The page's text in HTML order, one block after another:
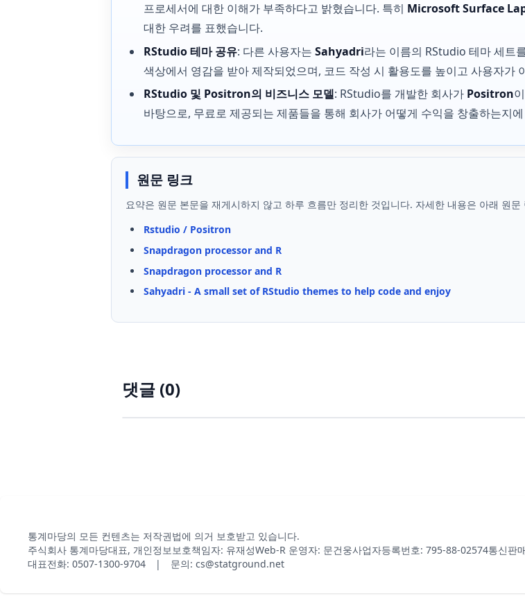
프로세서에 대한 이해가 부족하다고 밝혔습니다. 특히 Microsoft Surface
대한 우려를 표했습니다.
RStudio 테마 공유: 다른 사용자는 Sahyadri라는 이름의 RStudio 테마 세트
색상에서 영감을 받아 제작되었으며, 코드 작성 시 활용도를 높이고 사용자가
RStudio 및 Positron의 비즈니스 모델: RStudio를 개발한 회사가 Positron
바탕으로, 무료로 제공되는 제품들을 통해 회사가 어떻게 수익을 창출하는지
원문 링크
요약은 원문 본문을 재게시하지 않고 하루 흐름만 정리한 것입니다. 자세한 내용은 아래 원
Rstudio / Positron
Snapdragon processor and R
Snapdragon processor and R
Sahyadri - A small set of RStudio themes to help code and enjoy
댓글 (0)
통계마당의 모든 컨텐츠는 저작권법에 의거 보호받고 있습니다.
주식회사 통계마당대표, 개인정보보호책임자: 유재성Web-R 운영자: 문건웅사업자등록번호: 795-88-02574통신판
대표전화: 0507-1300-9704 | 문의: cs@statground.net